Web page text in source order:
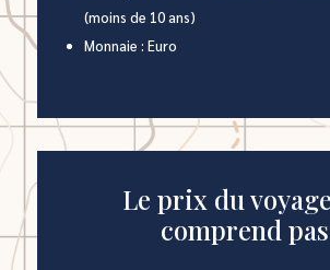
(moins de 10 ans)
Monnaie : Euro
Le prix du
comprend pas